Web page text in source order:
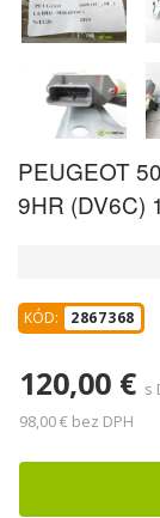
PEUGEOT
9HR (DV6C)
KÓD: 2867368
120,00 € s
98,00 € bez DPH